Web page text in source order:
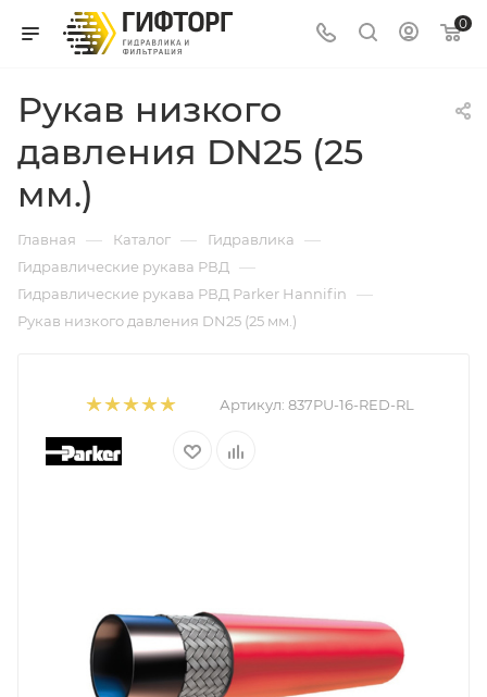
0
Рукав низкого
давления DN25 (25
мм.)
Главная — Каталог — Гидравлика —
Гидравлические рукава РВД —
Гидравлические рукава РВД Parker Hannifin —
Рукав низкого давления DN25 (25 мм.)
Артикул: 837PU-16-RED-RL